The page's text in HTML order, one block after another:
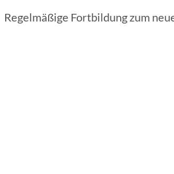
Regelmäßige Fortbildung zum